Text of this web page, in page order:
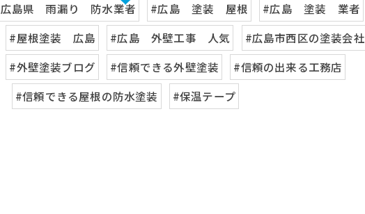
島県 雨漏り 防水業者 #広島 塗装 屋根
#広島 塗装 業者
#屋根塗装 広島 #広島 外壁工事 人気
#広島市西区の塗装会社
#外壁塗装ブログ #信頼できる外壁塗装
#信頼の出来る工務店
#信頼できる屋根の防水塗装
#保温テープ